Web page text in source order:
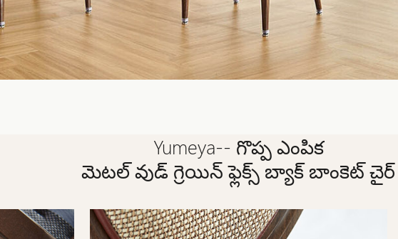
Yumeya-- గొప్ప ఎంపిక
మెటల్ వుడ్ గ్రెయిన్ ఫ్లెక్స్ బ్యాక్ బాంకెట్ చైర్